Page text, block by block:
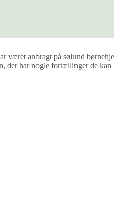
været anbragt på sølund
der har nogle fortællinger de